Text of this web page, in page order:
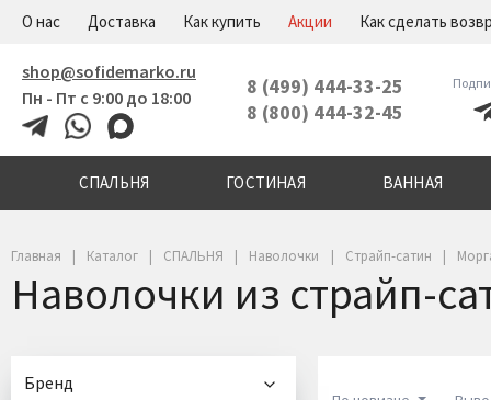
О нас Доставка Как купить Акции Как сделать
shop@sofidemarko.ru
Пн - Пт с 9:00 до 18:00
8 (499) 444-33-25
8 (800) 444-32-45
СПАЛЬНЯ ГОСТИНАЯ ВАННАЯ
Главная Каталог СПАЛЬНЯ Наволочки Страйп-сатин
Наволочки из страйп-
Бренд